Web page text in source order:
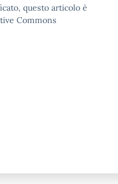
questo articolo è
Commons